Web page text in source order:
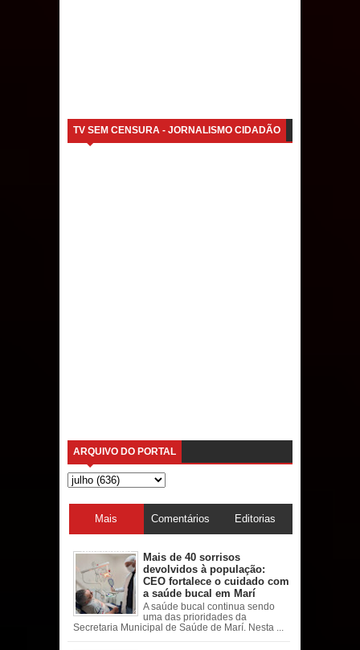
TV SEM CENSURA - JORNALISMO CIDADÃO
ARQUIVO DO PORTAL
Mais
acessadas
Comentários Editorias
Mais de 40 sorrisos
devolvidos à população:
CEO fortalece o cuidado com
a saúde bucal em Marí
A saúde bucal continua sendo
uma das prioridades da
Secretaria Municipal de Saúde de Marí. Nesta ...